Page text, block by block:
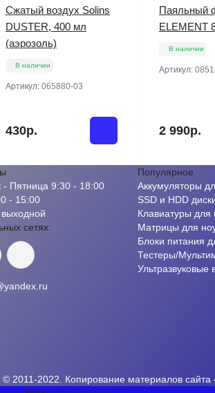
Сжатый воздух Solins
DUSTER, 400 мл
(аэрозоль)
В наличии
Артикул: 065880-03
430р.
Паяльный
ELEMENT
В наличии
Артикул:
2 990р.
- Пятница 9:30 - 18:00
- 15:00
сетях:
Популярное
Аккумуляторы
SSD и HDD
Клавиатуры для
Матрицы для
Блоки питания
Тестеры/
Ультразвуковые
2011-2022. Копирование материалов